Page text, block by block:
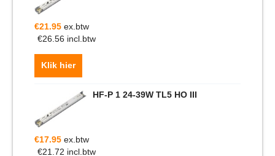
€21.95 ex.btw
€26.56 incl.btw
Klik hier
HF-P 1 24-39W TL5 HO III
€17.95 ex.btw
€21.72 incl.btw